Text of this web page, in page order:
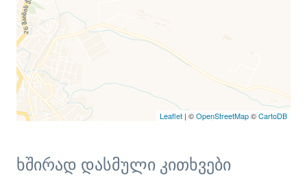
Leaflet | ©OpenStreetMap©CartoDB
ხშირად დასმული კითხვები